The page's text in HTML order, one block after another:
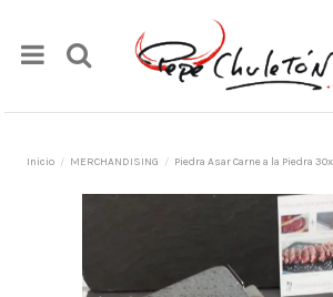
Inicio MERCHANDISING Piedra Asar Carne a la Piedra